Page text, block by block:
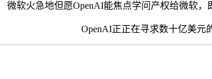
软火急地但愿OpenAI能焦点学问产权给微软，
OpenAI正正在寻求数十亿美元的